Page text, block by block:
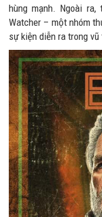
hùng mạnh. Ngoài
Watcher – một nhóm
sự kiện diễn ra trong vũ